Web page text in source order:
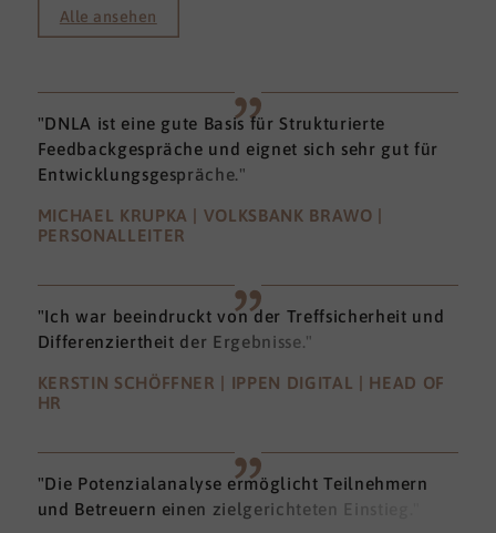
Alle ansehen
"DNLA ist eine gute Basis für Strukturierte
Feedbackgespräche und eignet sich sehr gut für
Entwicklungsgespräche."
MICHAEL KRUPKA | VOLKSBANK BRAWO |
PERSONALLEITER
"Ich war beeindruckt von der Treffsicherheit und
Differenziertheit der Ergebnisse."
KERSTIN SCHÖFFNER | IPPEN DIGITAL | HEAD OF
HR
"Die Potenzialanalyse ermöglicht Teilnehmern
und Betreuern einen zielgerichteten Einstieg."